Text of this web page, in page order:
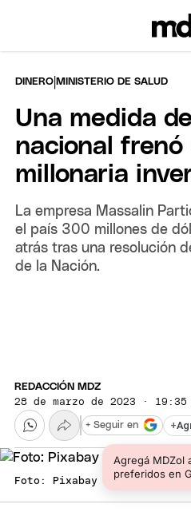
DINERO |MINISTERIO DE SALUD
Una medida
nacional frenó
millonaria
La empresa Massalin
el país 300 millones de
atrás tras una resolución
de la Nación.
REDACCIÓN MDZ
28 de marzo de 2023 · 19:35
+
Agregá MDZol
preferidos en
+ Seguir en
Foto: Pixabay